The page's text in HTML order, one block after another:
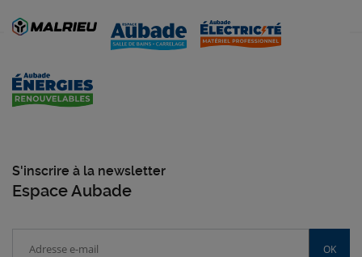
S'inscrire à la newsletter
Espace Aubade
OK